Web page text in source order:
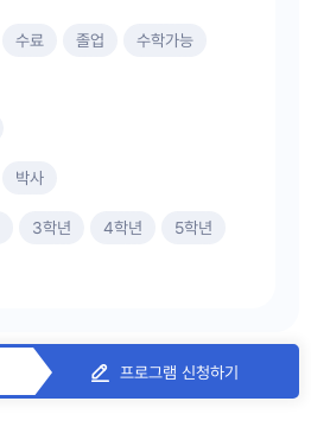
수료 졸업
수학가능
박사
3학년 4학년
5학년
프로그램 신청하기